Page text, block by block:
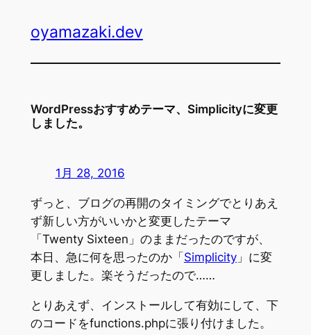
oyamazaki.dev
WordPressおすすめテーマ、Simplicityに変更
しました。
1月 28, 2016
ずっと、ブログの再開のタイミングでとりあえ
ず新しい方がいいかと変更したテーマ
「Twenty Sixteen」のままだったのですが、
本日、急に何を思ったのか「 Simplicity」に変
更しました。楽そうだったので……
とりあえず、インストールして有効にして、下
のコードをfunctions.phpに張り付けました。